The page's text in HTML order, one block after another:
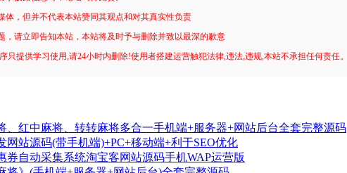
体，但并不代表本站赞同其观点和对其真实性负责
，请立即告知本站，本站将及时予与删除并致以最深的歉意
只提供学习使用,请24小时内删除!使用者搭建运营触犯法律,违法,违规,本站不承担任何责任。
、红中麻将、转转麻将多合一手机端+服务器+网站后台全套完整源码
网站源码(带手机端)+PC+移动端+利于SEO优化
券自动采集系统淘宝客网站源码手机WAP运营版